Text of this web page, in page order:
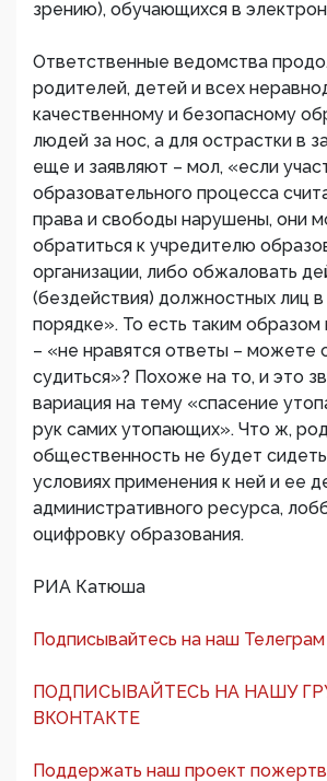
зрению), обучающихся в
Ответственные ведомства
родителей, детей и всех
качественному и безопасному
людей за нос, а для острастки в
еще и заявляют – мол, «если
образовательного процесса
права и свободы нарушены, они
обратиться к учредителю
организации, либо обжаловать
(бездействия) должностных лиц
порядке». То есть таким
– «не нравятся ответы – можете
судиться»? Похоже на то, и это
вариация на тему «спасение
рук самих утопающих». Что ж,
общественность не будет
условиях применения к ней и ее
административного ресурса,
оцифровку образования.
РИА Катюша
Подписывайтесь на наш Телеграм
ПОДПИСЫВАЙТЕСЬ НА НАШУ
ВКОНТАКТЕ
Поддержать наш проект